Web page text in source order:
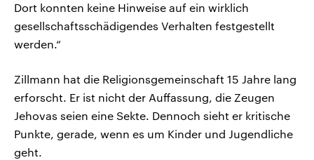
Dort konnten keine Hinweise auf ein wirklich
gesellschaftsschädigendes Verhalten festgestellt
werden.“
Zillmann hat die Religionsgemeinschaft 15 Jahre lang
erforscht. Er ist nicht der Auffassung, die Zeugen
Jehovas seien eine Sekte. Dennoch sieht er kritische
Punkte, gerade, wenn es um Kinder und Jugendliche
geht.